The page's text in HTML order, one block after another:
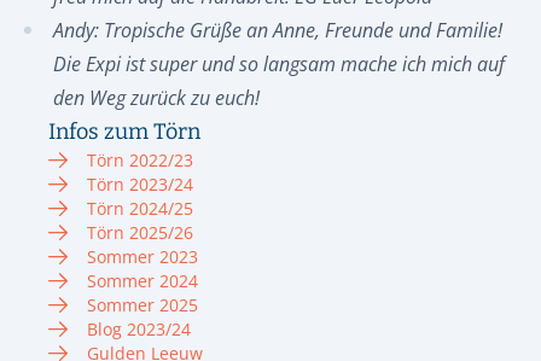
Andy: Tropische Grüße an Anne, Freunde und Familie!
Die Expi ist super und so langsam mache ich mich auf
den Weg zurück zu euch!
Infos zum Törn
Törn 2022/23
Törn 2023/24
Törn 2024/25
Törn 2025/26
Sommer 2023
Sommer 2024
Sommer 2025
Blog 2023/24
Gulden Leeuw